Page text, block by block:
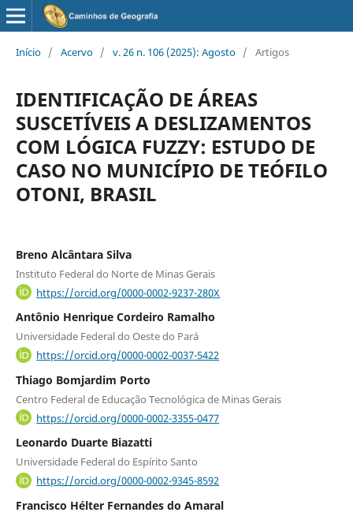
Início / Acervo / v. 26 n. 106 (2025): Agosto / Artigos
IDENTIFICAÇÃO DE ÁREAS
SUSCETÍVEIS A DESLIZAMENTOS
COM LÓGICA FUZZY: ESTUDO DE
CASO NO MUNICÍPIO DE TEÓFILO
OTONI, BRASIL
Breno Alcântara Silva
Instituto Federal do Norte de Minas Gerais
https://orcid.org/0000-0002-9237-280X
Antônio Henrique Cordeiro Ramalho
Universidade Federal do Oeste do Pará
https://orcid.org/0000-0002-0037-5422
Thiago Bomjardim Porto
Centro Federal de Educação Tecnológica de Minas Gerais
https://orcid.org/0000-0002-3355-0477
Leonardo Duarte Biazatti
Universidade Federal do Espírito Santo
https://orcid.org/0000-0002-9345-8592
Francisco Hélter Fernandes do Amaral